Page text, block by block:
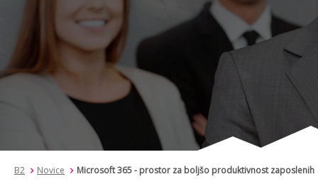
B2 Novice Microsoft 365 - prostor za boljšo produktivnost zaposlenih